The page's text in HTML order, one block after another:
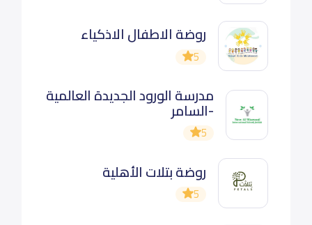
روضة الاطفال الاذكياء
5
مدرسة الورود الجديدة العالمية
-السامر
5
روضة بتلات الأهلية
5